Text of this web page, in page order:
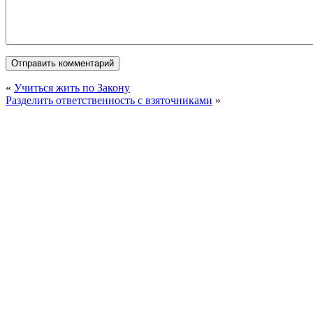
« Учиться жить по Закону
Разделить ответственность с взяточниками »